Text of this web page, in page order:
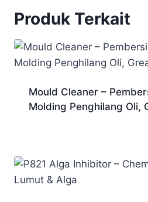
Produk Terkait
Mould Cleaner –
Molding Penghilang Oli,